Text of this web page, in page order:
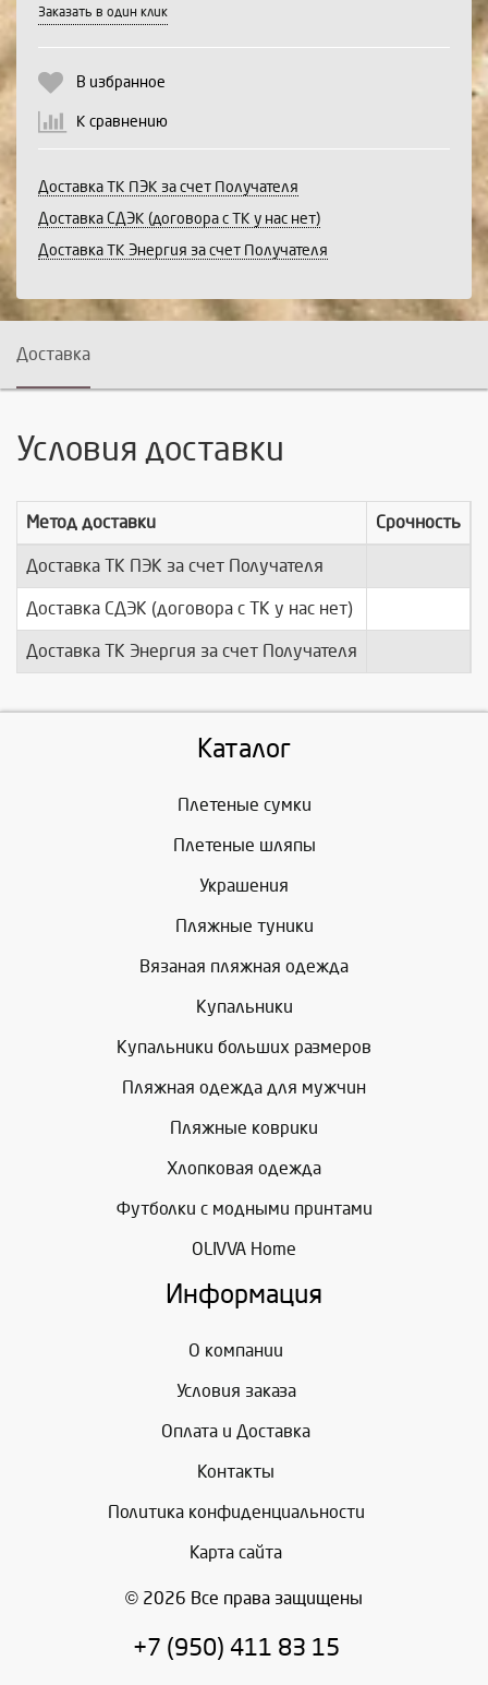
Продолжить Отмена
Заказать в один клик
В избранное
К сравнению
Доставка ТК ПЭК за счет Получателя
Доставка СДЭК (договора с ТК у нас нет)
Доставка ТК Энергия за счет Получателя
Доставка
Условия доставки
Метод доставки Срочность
Доставка ТК ПЭК за счет Получателя
Доставка СДЭК (договора с ТК у нас нет)
Доставка ТК Энергия за счет Получателя
Каталог
Плетеные сумки
Плетеные шляпы
Украшения
Пляжные туники
Вязаная пляжная одежда
Купальники
Купальники больших размеров
Пляжная одежда для мужчин
Пляжные коврики
Хлопковая одежда
Футболки с модными принтами
OLIVVA Home
Информация
О компании
Условия заказа
Оплата и Доставка
Контакты
Политика конфиденциальности
Карта сайта
© 2026 Все права защищены
+7 (950) 411 83 15